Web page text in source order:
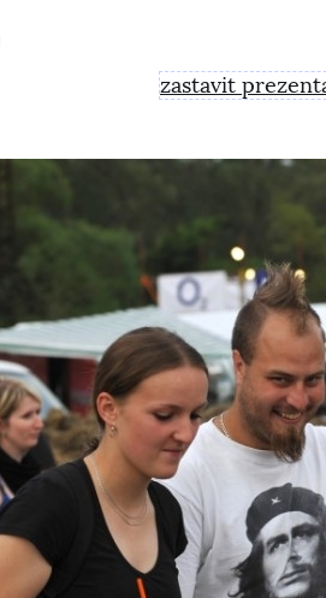
zastavit